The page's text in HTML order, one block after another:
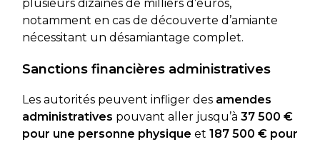
plusieurs dizaines de milliers d’euros,
notamment en cas de découverte d’amiante
nécessitant un désamiantage complet.
Sanctions financières administratives
Les autorités peuvent infliger des amendes
administratives pouvant aller jusqu’à 37 500 €
pour une personne physique et 187 500 € pour